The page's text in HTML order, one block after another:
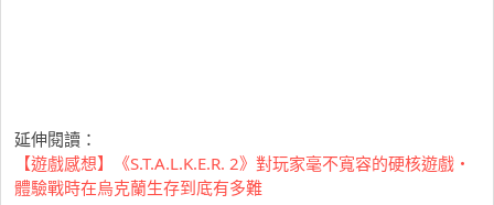
延伸閱讀：
【遊戲感想】《S.T.A.L.K.E.R. 2》對玩家毫不寬容的硬核遊戲・
體驗戰時在烏克蘭生存到底有多難